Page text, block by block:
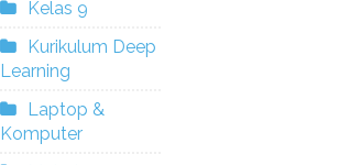
Kelas 9
Kurikulum Deep
Learning
Laptop &
Komputer